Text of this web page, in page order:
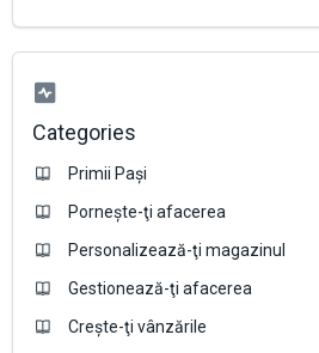
Categories
Primii Pași
Pornește-ţi afacerea
Personalizează-ţi magazinul
Gestionează-ţi afacerea
Crește-ţi vânzările